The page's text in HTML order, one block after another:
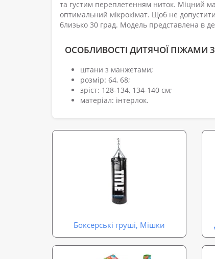
та густим переплетенням ниток. Міцний
оптимальний мікрокімат. Щоб не
близько 30 град. Модель представлена в
ОСОБЛИВОСТІ ДИТЯЧОЇ ПІЖАМИ
штани з манжетами;
розмір: 64, 68;
зріст: 128-134, 134-140 см;
матеріал: інтерлок.
Боксерські груші, Мішки